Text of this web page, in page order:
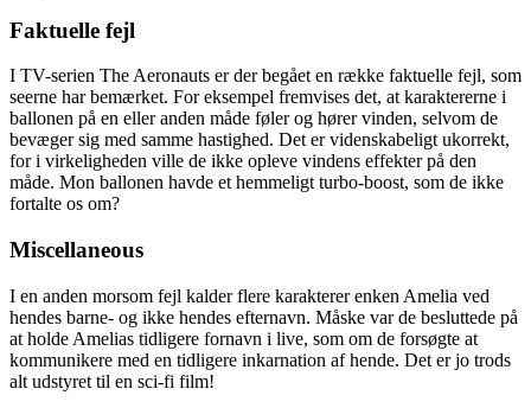
Faktuelle fejl
I TV-serien The Aeronauts er der begået en række faktuelle fejl, som
seerne har bemærket. For eksempel fremvises det, at karaktererne i
ballonen på en eller anden måde føler og hører vinden, selvom de
bevæger sig med samme hastighed. Det er videnskabeligt ukorrekt,
for i virkeligheden ville de ikke opleve vindens effekter på den
måde. Mon ballonen havde et hemmeligt turbo-boost, som de ikke
fortalte os om?
Miscellaneous
I en anden morsom fejl kalder flere karakterer enken Amelia ved
hendes barne- og ikke hendes efternavn. Måske var de besluttede på
at holde Amelias tidligere fornavn i live, som om de forsøgte at
kommunikere med en tidligere inkarnation af hende. Det er jo trods
alt udstyret til en sci-fi film!